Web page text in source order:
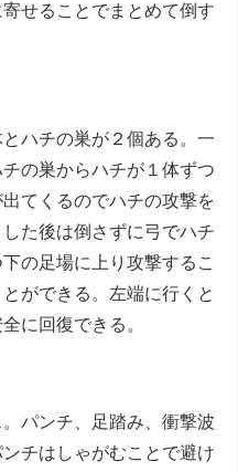
せることでまとめて倒す
ハチの巣が２個ある。一
の巣からハチが１体ずつ
てくるのでハチの攻撃を
た後は倒さずに弓でハチ
の足場に上り攻撃するこ
ができる。左端に行くと
に回復できる。
パンチ、足踏み、衝撃波
チはしゃがむことで避け